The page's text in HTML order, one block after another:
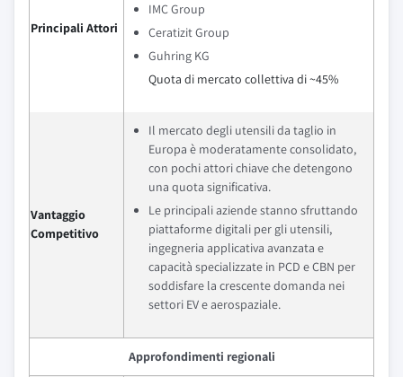
Principali Attori
IMC Group
Ceratizit Group
Guhring KG
Quota di mercato collettiva di ~45%
Vantaggio
Competitivo
Il mercato degli utensili da taglio in
Europa è moderatamente consolidato,
con pochi attori chiave che detengono
una quota significativa.
Le principali aziende stanno sfruttando
piattaforme digitali per gli utensili,
ingegneria applicativa avanzata e
capacità specializzate in PCD e CBN per
soddisfare la crescente domanda nei
settori EV e aerospaziale.
Approfondimenti regionali